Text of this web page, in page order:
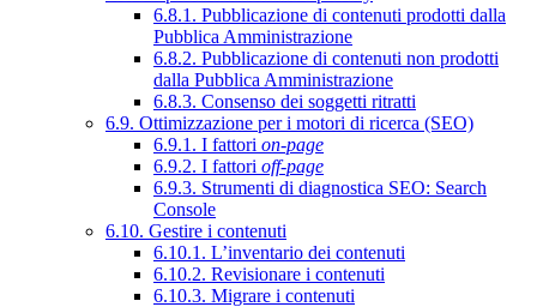
6.8.1. Pubblicazione di contenuti prodotti dalla
Pubblica Amministrazione
6.8.2. Pubblicazione di contenuti non prodotti
dalla Pubblica Amministrazione
6.8.3. Consenso dei soggetti ritratti
6.9. Ottimizzazione per i motori di ricerca (SEO)
6.9.1. I fattori on-page
6.9.2. I fattori off-page
6.9.3. Strumenti di diagnostica SEO: Search
Console
6.10. Gestire i contenuti
6.10.1. L’inventario dei contenuti
6.10.2. Revisionare i contenuti
6.10.3. Migrare i contenuti